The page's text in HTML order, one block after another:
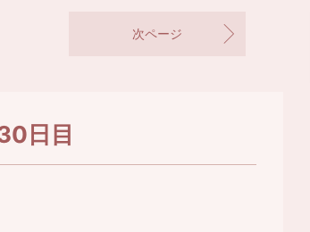
次ページ
日目